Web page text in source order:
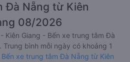
Đà Nẵng từ Kiên
08/2026
Kiên Giang - Bến xe trung tâm Đà
bình mỗi ngày có khoảng 1
xe trung tâm Đà Nẵng từ Kiên